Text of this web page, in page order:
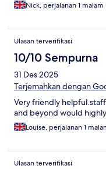
Nick, perjalanan 1 malam
Ulasan terverifikasi
10/10 Sempurna
31 Des 2025
Terjemahkan dengan
Very friendly
and beyond would
Louise, perjalanan 1
Ulasan terverifikasi